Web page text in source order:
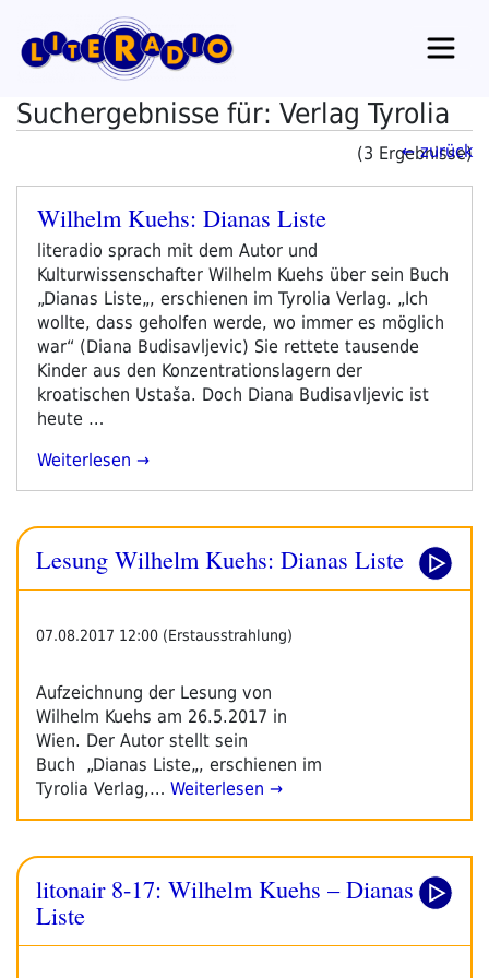
Inhalt
springen
Suchergebnisse für: Verlag Tyrolia
(3 Ergebnisse)
← zurück
Veröffentlicht
Wilhelm Kuehs: Dianas Liste
literadio sprach mit dem Autor und
Kulturwissenschafter Wilhelm Kuehs über sein Buch
„Dianas Liste„, erschienen im Tyrolia Verlag. „Ich
wollte, dass geholfen werde, wo immer es möglich
war“ (Diana Budisavljevic) Sie rettete tausende
Kinder aus den Konzentrationslagern der
kroatischen Ustaša. Doch Diana Budisavljevic ist
heute …
„Wilhelm
Liste“
Weiterlesen
Lesung Wilhelm Kuehs: Dianas Liste
07.08.2017 12:00 (Erstausstrahlung)
Aufzeichnung der Lesung von
Wilhelm Kuehs am 26.5.2017 in
Wien. Der Autor stellt sein
Buch „Dianas Liste„, erschienen im
Tyrolia Verlag,… Weiterlesen →
litonair 8-17: Wilhelm Kuehs – Dianas
Liste